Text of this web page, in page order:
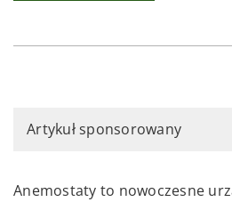
Artykuł sponsorowany
Anemostaty to nowoczesne